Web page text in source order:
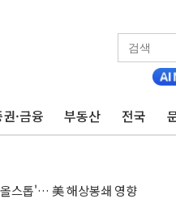
·금융 부동산 전국
낮아지며 상승… STOXX 600
우세
"
" 촉각